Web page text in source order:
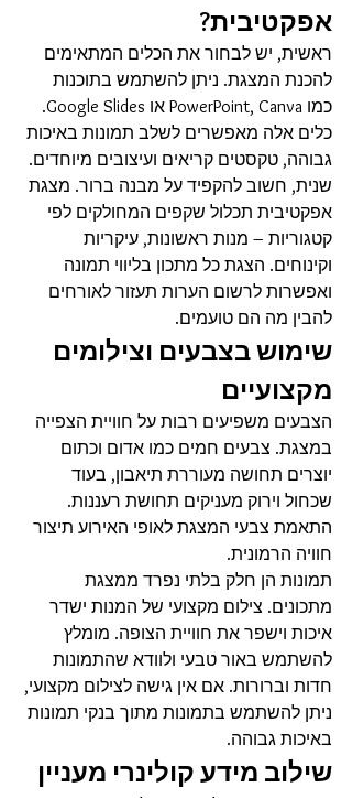
אפקטיבית?
ראשית, יש לבחור את הכלים המתאימים
להכנת המצגת. ניתן להשתמש בתוכנות
כמו PowerPoint, Canva או Google Slides.
כלים אלה מאפשרים לשלב תמונות באיכות
גבוהה, טקסטים קריאים ועיצובים מיוחדים.
שנית, חשוב להקפיד על מבנה ברור. מצגת
אפקטיבית תכלול שקפים המחולקים לפי
קטגוריות – מנות ראשונות, עיקריות
וקינוחים. הצגת כל מתכון בליווי תמונה
ואפשרות לרשום הערות תעזור לאורחים
להבין מה הם טועמים.
שימוש בצבעים וצילומים
מקצועיים
הצבעים משפיעים רבות על חוויית הצפייה
במצגת. צבעים חמים כמו אדום וכתום
יוצרים תחושה מעוררת תיאבון, בעוד
שכחול וירוק מעניקים תחושת רעננות.
התאמת צבעי המצגת לאופי האירוע תיצור
חוויה הרמונית.
תמונות הן חלק בלתי נפרד ממצגת
מתכונים. צילום מקצועי של המנות ישדר
איכות וישפר את חוויית הצופה. מומלץ
להשתמש באור טבעי ולוודא שהתמונות
חדות וברורות. אם אין גישה לצילום מקצועי,
ניתן להשתמש בתמונות מתוך בנקי תמונות
באיכות גבוהה.
שילוב מידע קולינרי מעניין